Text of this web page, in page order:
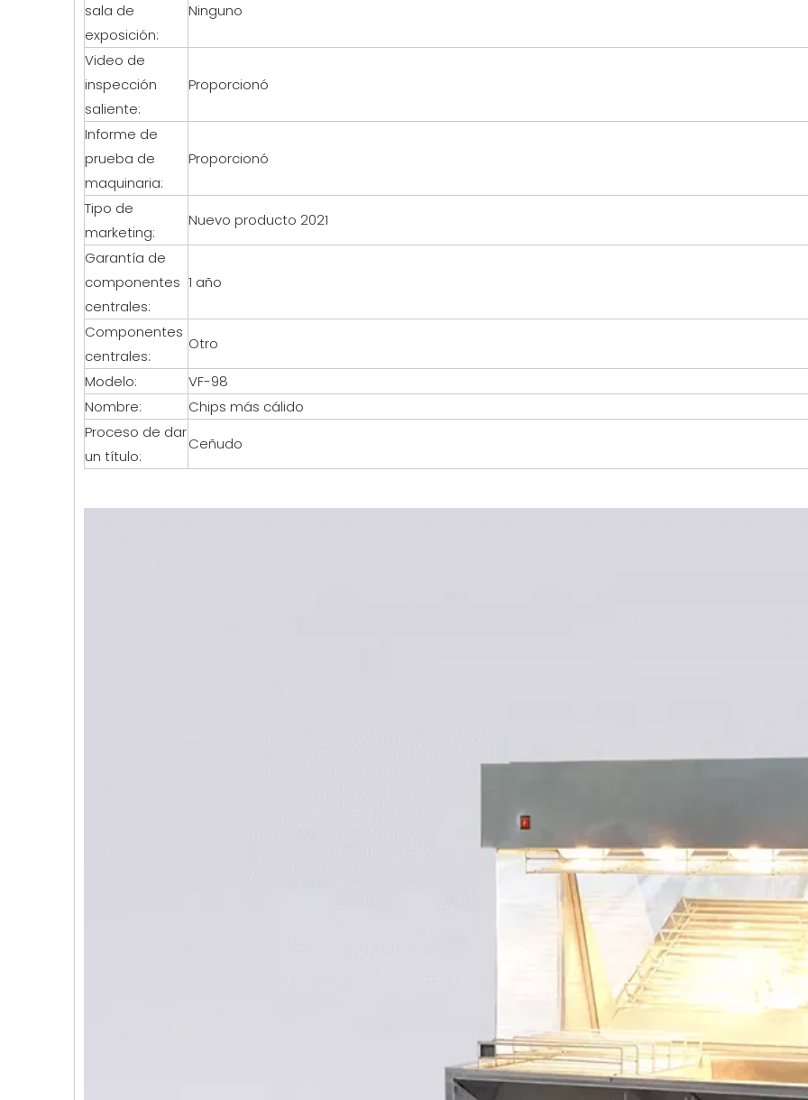
sala de
exposición:
Ninguno
Video de
inspección
saliente:
Proporcionó
Informe de
prueba de
maquinaria:
Proporcionó
Tipo de
marketing:
Nuevo producto 2021
Garantía de
componentes
centrales:
1 año
Componentes
centrales:
Otro
Modelo:
VF-98
Nombre:
Chips más cálido
Proceso de dar
un título:
Ceñudo